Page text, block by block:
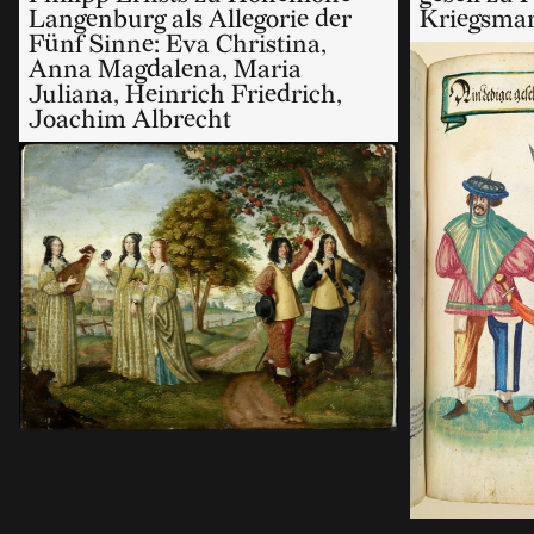
Langenburg als Allegorie der
Fünf Sinne: Eva Christina,
Anna Magdalena, Maria
Juliana, Heinrich Friedrich,
Joachim Albrecht